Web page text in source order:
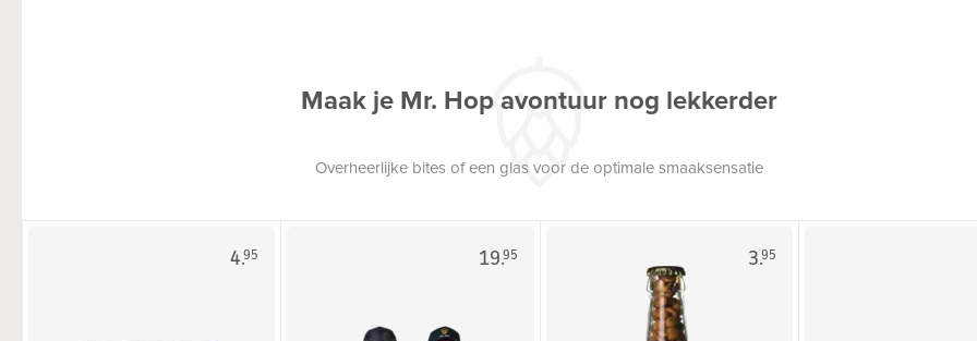
Maak je Mr. Hop avontuur nog lekkerder
Overheerlijke bites of een glas voor de optimale smaaksensatie
4.95 19.95 3.95